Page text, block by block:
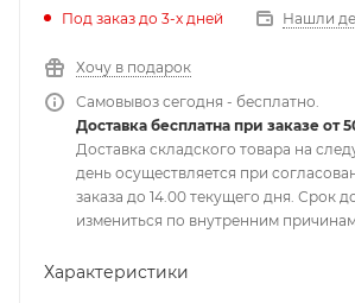
Под заказ до 3-х дней Нашли
Хочу в подарок
Самовывоз сегодня - бесплатно.
Доставка бесплатна при заказе от
Доставка складского товара на
день осуществляется при
заказа до 14.00 текущего дня. Срок
измениться по внутренним
Характеристики